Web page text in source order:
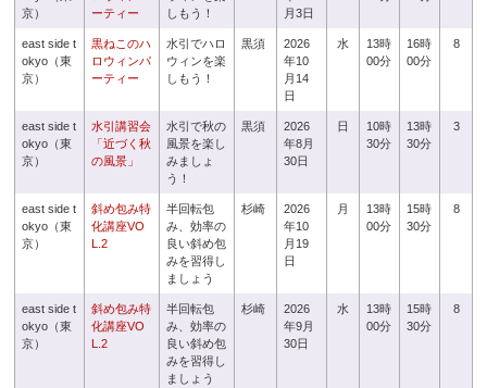
京）
ーティー
しもう！
月3日
east side t
okyo（東
京）
黒ねこのハ
ロウィンパ
ーティー
水引でハロ
ウィンを楽
しもう！
黒須
2026
年10
月14
日
水
13時
00分
16時
00分
8
east side t
okyo（東
京）
水引講習会
「近づく秋
の風景」
水引で秋の
風景を楽し
みましょ
う！
黒須
2026
年8月
30日
日
10時
30分
13時
30分
3
east side t
okyo（東
京）
斜め包み特
化講座VO
L.2
半回転包
み、効率の
良い斜め包
みを習得し
ましょう
杉崎
2026
年10
月19
日
月
13時
00分
15時
30分
8
east side t
okyo（東
京）
斜め包み特
化講座VO
L.2
半回転包
み、効率の
良い斜め包
みを習得し
ましょう
杉崎
2026
年9月
30日
水
13時
00分
15時
30分
8